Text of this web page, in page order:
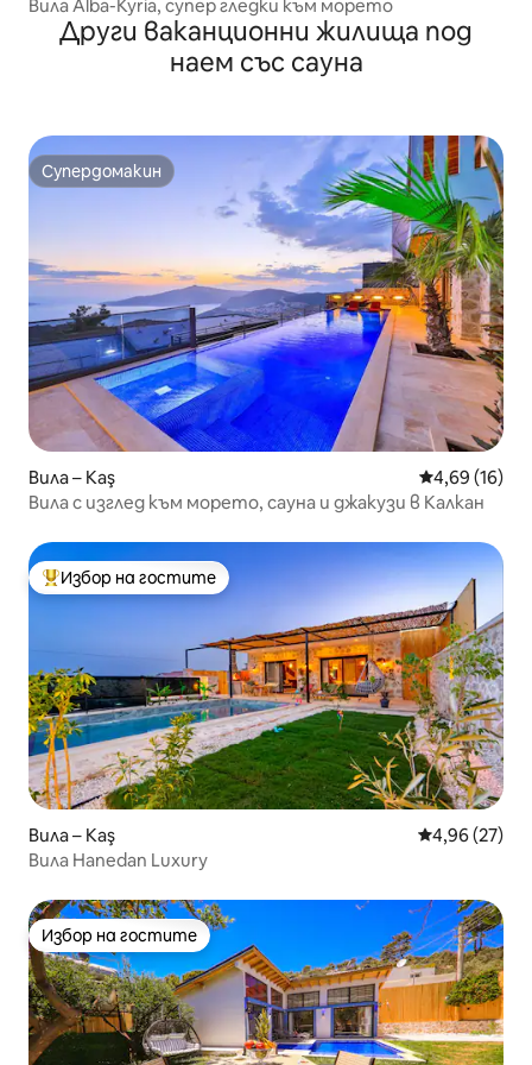
Вила Alba-Kyria, супер гледки към морето
Други ваканционни жилища под
наем със сауна
Супердомакин
Супердомакин
Вила – Kaş Средна
4,69 (16)
Вила с изглед към морето, сауна и джакузи в Калкан
Най-популярен избор на гостите
Избор на гостите
Вила – Kaş Средна
4,96 (27)
Вила Hanedan Luxury
Избор на гостите
Избор на гостите